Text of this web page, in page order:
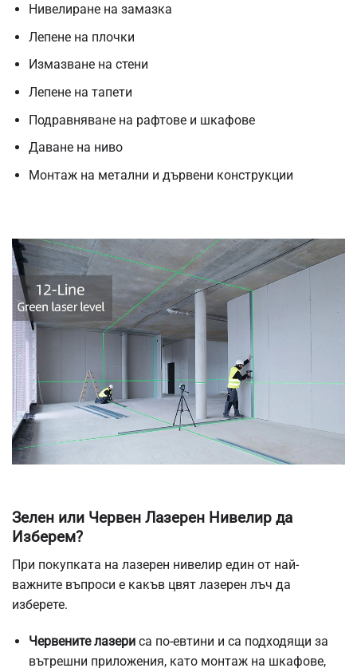
Нивелиране на замазка
Лепене на плочки
Измазване на стени
Лепене на тапети
Подравняване на рафтове и шкафове
Даване на ниво
Монтаж на метални и дървени конструкции
Зелен или Червен Лазерен Нивелир да
Изберем?
При покупката на лазерен нивелир един от най-
важните въпроси е какъв цвят лазерен лъч да
изберете.
Червените лазериса по-евтини и са подходящи за
вътрешни приложения, като монтаж на шкафове,